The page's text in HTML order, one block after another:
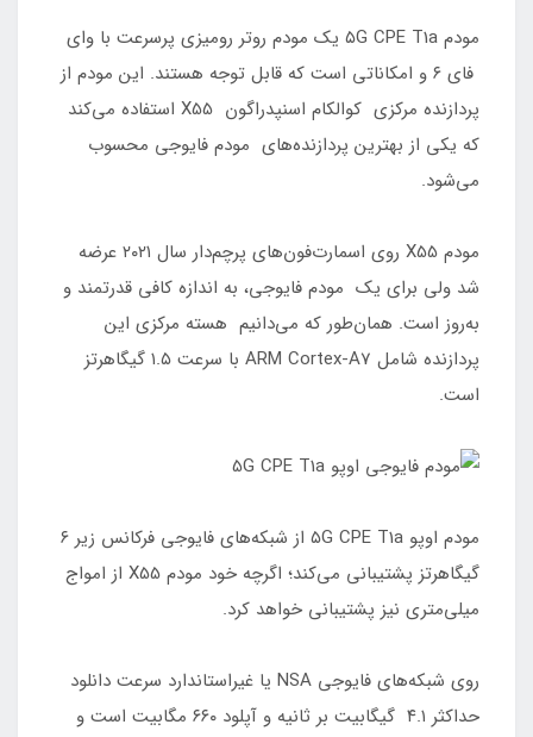
مودم ۵G CPE T1a یک مودم روتر رومیزی پرسرعت با وای
فای ۶ و امکاناتی است که قابل توجه هستند. این مودم از
پردازنده مرکزی کوالکام اسنپدراگون X55 استفاده می‌کند
که یکی از بهترین پردازنده‌های مودم فایوجی محسوب
می‌شود.
مودم X55 روی اسمارت‌فون‌های پرچم‌دار سال ۲۰۲۱ عرضه
شد ولی برای یک مودم فایوجی، به اندازه کافی قدرتمند و
به‌روز است. همان‌طور که می‌دانیم هسته مرکزی این
پردازنده شامل ARM Cortex-A7 با سرعت ۱.۵ گیگاهرتز
است.
مودم اوپو ۵G CPE T1a از شبکه‌های فایوجی فرکانس زیر ۶
گیگاهرتز پشتیبانی می‌کند؛ اگرچه خود مودم X55 از امواج
میلی‌متری نیز پشتیبانی خواهد کرد.
روی شبکه‌های فایوجی NSA یا غیراستاندارد سرعت دانلود
حداکثر ۴.۱ گیگابیت بر ثانیه و آپلود ۶۶۰ مگابیت است و